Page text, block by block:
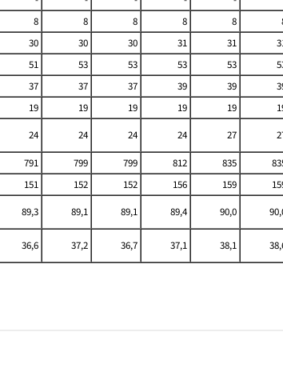
8 8 8 8 8
30 30 30 31 31
51 53 53 53 53
37 37 37 39 39
19 19 19 19 19
24 24 24 24 27
791 799 799 812 835
151 152 152 156 159
89,3 89,1 89,1 89,4 90,0
36,6 37,2 36,7 37,1 38,1